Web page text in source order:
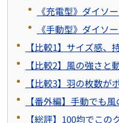
《充電型》ダイソ
《手動型》ダイソ
【比較1】サイズ感、
【比較2】風の強さと
【比較3】羽の枚数が
【番外編】手動でも
【総評】100均でこ